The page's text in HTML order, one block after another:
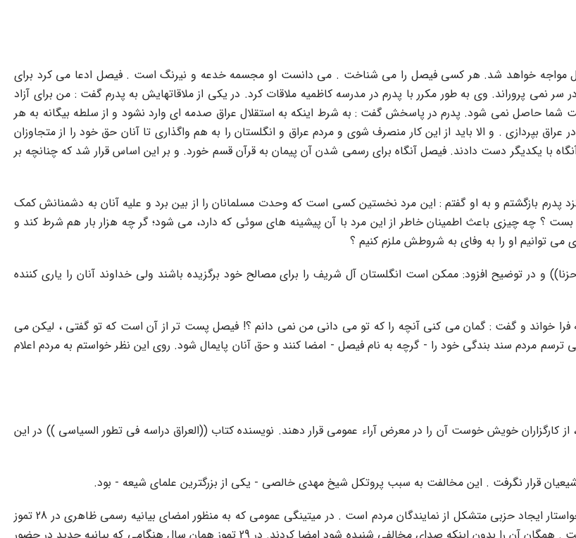
مواجه خواهد شد. هر کسى فیصل را مى شناخت . مى دانست او مجسمه خدعه و نیرنگ است . فیصل ادعا مى کرد براى
نمى پروراند. وى به طور مکرر با پدرم در مدرسه کاظمیه ملاقات کرد. در یکى از ملاقاتهایش به پدرم گفت : من براى آزاد
شما حاصل نمى شود. پدرم در پاسخش گفت : به شرط اینکه به استقلال عراق صدمه اى وارد نشود و از سلطه بیگانه به هر
بپردازى . و الا باید از این کار منصرف شوى و مردم عراق و انگلستان را به هم واگذارى تا آنان حق خود را از متجاوزان
با یکدیگر دست دادند. فیصل آنگاه براى رسمى شدن آن پیمان به قرآن قسم خورد. و بر این اساس قرار شد که چنانچه بر
پدرم بازگشتم و به او گفتم : این مرد نخستین کسى است که وحدت مسلمانان را از بین برد و علیه آنان به دشمنانش کمک
؟ چه چیزى باعث اطمینان خاطر از این مرد با آن پیشینه هاى سوئى که دارد، مى شود؛ گر چه هزار بار هم شرط کند و
مى توانیم او را به وفاى به شروطش ملزم کنیم ؟
و در توضیح افزود: ممکن است انگلستان آل شریف را براى مصالح خود برگزیده باشند ولى خداوند آنان را یارى کننده
فرا خواند و گفت : گمان مى کنى آنچه را که تو مى دانى من نمى دانم ؟! فیصل پست تر از آن است که تو گفتى ، لیکن مى
ترسم مردم سند بندگى خود را - گرچه به نام فیصل - امضا کنند و حق آنان پایمال شود. روى این نظر خواستم به مردم اعلام
کارگزاران خویش خوست آن را در معرض آراء عمومى قرار دهند. نویسنده کتاب ((العراق دراسه فى تطور السیاسى )) در این
قرار نگرفت . این مخالفت به سبب پروتکل شیخ مهدى خالصى - یکى از بزرگترین علماى شیعه - بود.
شیخ مهدى در بیانیه خویش اصرار شدیدى در دورى از سلطه بیگانه دارد و نیز خواستار ایجاد حزبى متشکل از نمایندگان مردم است . در میتینگى عمومى که به منظور امضاى بیانیه رسمى ظاهرى در 28 تموز